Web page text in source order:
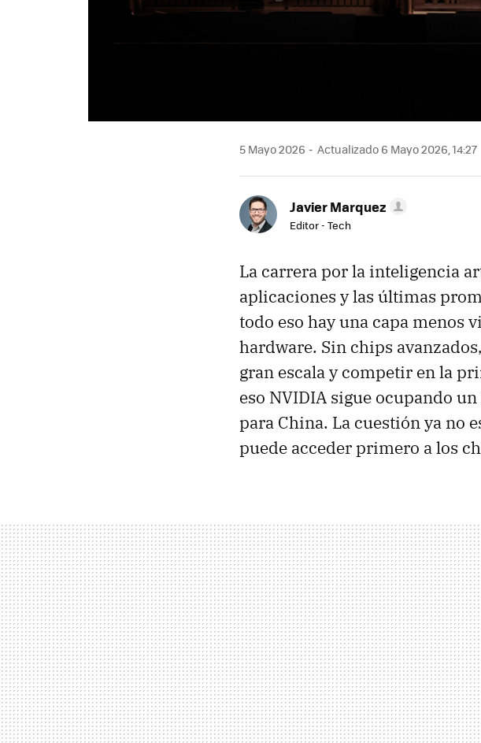
5 Mayo 2026 Actualizado 6 Mayo 2026, 14:27
Javier Marquez
Editor - Tech
La carrera por la inteligencia
aplicaciones y las últimas
todo eso hay una capa
hardware. Sin chips
gran escala y competir en la
eso NVIDIA sigue ocupando
para China. La cuestión ya no
puede acceder primero a los